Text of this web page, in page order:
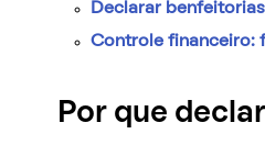
Declarar
Controle financeiro:
Por que